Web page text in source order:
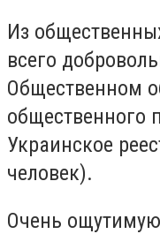
Из
всего
Общественном
общественного
Украинское
человек).
Очень